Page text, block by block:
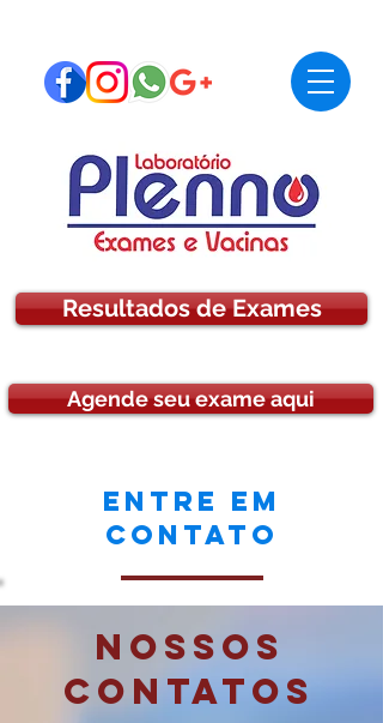
Resultados de Exames
Agende seu exame aqui
Entre em
contato
Nossos
contatos